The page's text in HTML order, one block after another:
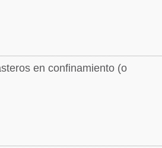
en confinamiento (o